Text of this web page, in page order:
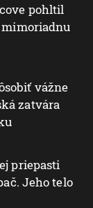
pohltil
vážne
zatvára
priepasti
Jeho telo